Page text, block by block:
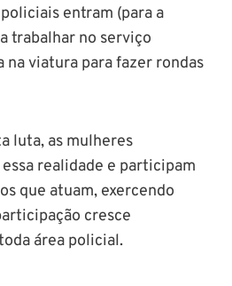
entram (para a
trabalhar no serviço
na viatura para fazer rondas
luta, as mulheres
realidade e participam
que atuam, exercendo
cresce
área policial.